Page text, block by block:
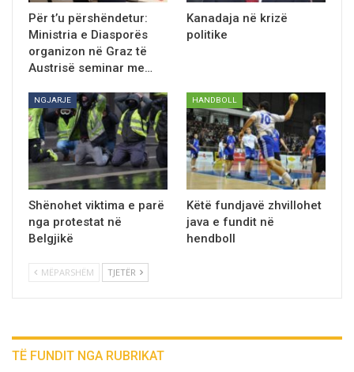
Për t’u përshëndetur:
Ministria e Diasporës
organizon në Graz të
Austrisë seminar me…
Kanadaja në krizë
politike
NGJARJE
Shënohet viktima e parë
nga protestat në
Belgjikë
HANDBOLL
Këtë fundjavë zhvillohet
java e fundit në
hendboll
MËPARSHËM TJETËR
TË FUNDIT NGA RUBRIKAT